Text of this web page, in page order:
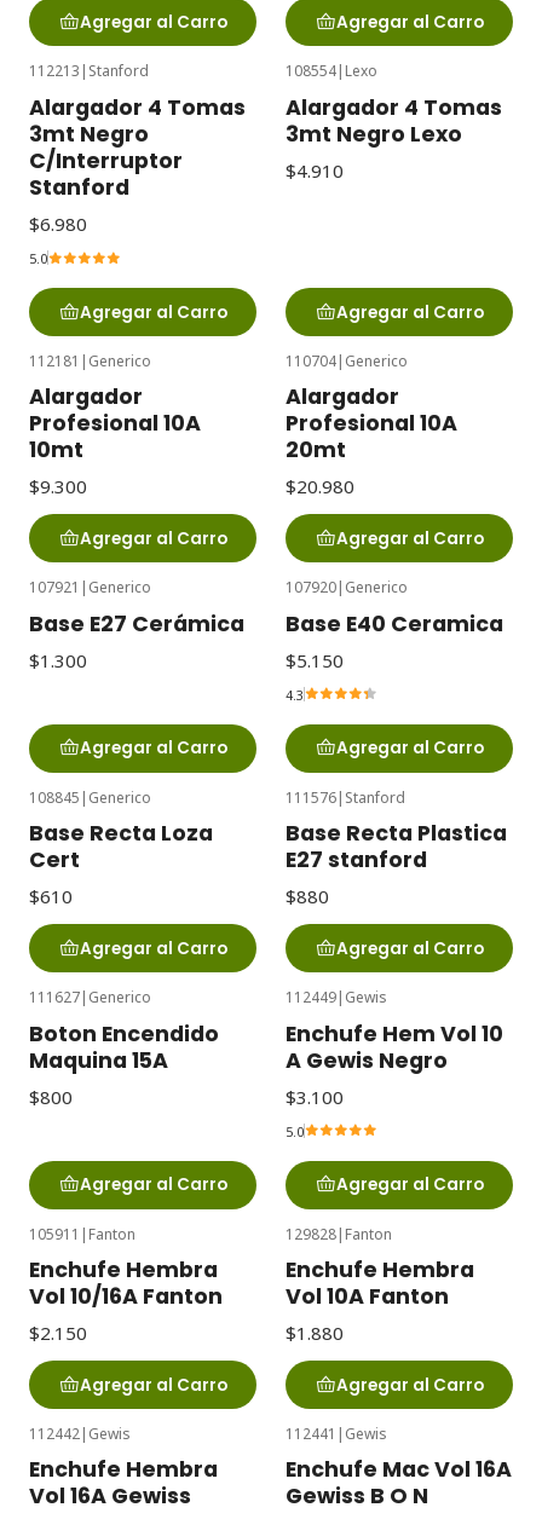
Agregar al Carro Agregar al Carro
112213 Stanford
Alargador 4 Tomas
3mt Negro
C/Interruptor
Stanford
$6.980
5.0
Agregar al Carro
108554 Lexo
Alargador 4 Tomas
3mt Negro Lexo
$4.910
Agregar al Carro
112181 | Generico
Alargador
Profesional 10A
10mt
$9.300
Agregar al Carro
110704| Generico
Alargador
Profesional 10A
20mt
$20.980
Agregar al Carro
107921 | Generico
Base E27 Cerámica
$1.300
Agregar al Carro
107920| Generico
Base E40 Ceramica
$5.150
4.3
Agregar al Carro
108845 | Generico
Base Recta Loza
Cert
$610
Agregar al Carro
111576| Stanford
Base Recta Plastica
E27 stanford
$880
Agregar al Carro
111627| Generico
Boton Encendido
Maquina 15A
$800
Agregar al Carro
112449| Gewis
Enchufe Hem Vol 10
A Gewis Negro
$3.100
5.0
Agregar al Carro
105911 | Fanton
Enchufe Hembra
Vol 10/16A Fanton
$2.150
Agregar al Carro
129828| Fanton
Enchufe Hembra
Vol 10A Fanton
$1.880
Agregar al Carro
112442| Gewis
Enchufe Hembra
Vol 16A Gewiss
112441 | Gewis
Enchufe Mac Vol 16A
Gewiss B O N